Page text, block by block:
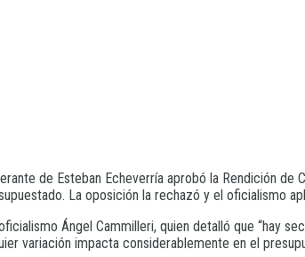
de Esteban Echeverría aprobó la Rendición de
La oposición la rechazó y el oficialismo
Ángel Cammilleri, quien detalló que “hay
variación impacta considerablemente en el